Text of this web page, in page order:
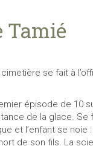
Tamié
se fait à
épisode de 10
de la glace. Se
et l’enfant se noie
de son fils. La